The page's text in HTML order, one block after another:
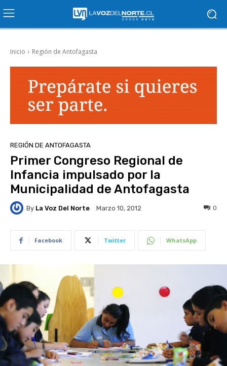
Inicio Región de Antofagasta
REGIÓN DE ANTOFAGASTA
Primer Congreso Regional de
Infancia impulsado por la
Municipalidad de Antofagasta
By La Voz Del Norte Marzo 10, 2012 0
Facebook Twitter WhatsApp